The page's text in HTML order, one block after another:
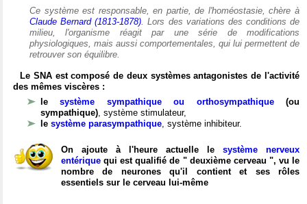
Ce système est responsable, en partie, de l'homéostasie, chère à
Claude Bernard (1813-1878). Lors des variations des conditions de
milieu, l'organisme réagit par une série de modifications
physiologiques, mais aussi comportementales, qui lui permettent de
retrouver son équilibre.
Le SNA est composé de deux systèmes antagonistes de l'activité
des mêmes viscères :
lesystème sympathique ou orthosympathique(ou
sympathique), système stimulateur,
le système parasympathique, système inhibiteur.
On ajoute à l'heure actuelle le système nerveux
entérique qui est qualifié de " deuxième cerveau ", vu le
nombre de neurones qu'il contient et ses rôles
essentiels sur le cerveau lui-même